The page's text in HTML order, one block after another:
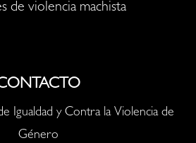
de violencia machista
Igualdad y Contra la Violencia de
Género